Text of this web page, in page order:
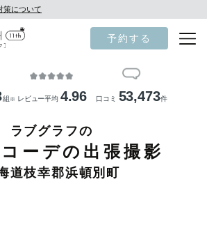
策について
予約する
組 ※ レビュー平均 4.96 口コミ 53,473件
ラブグラフの
ーデの出張撮影
道枝幸郡浜頓別町